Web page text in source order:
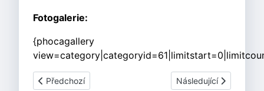
Fotogalerie:
{phocagallery
Předchozí článek: Výcvik vodáckého umění na Horeckém
Předchozí Další článek:
Následující